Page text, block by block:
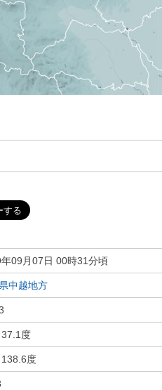
09月07日 00時31分頃
中越地方
度
度